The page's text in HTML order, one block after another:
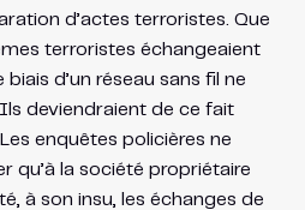
d’actes terroristes. Que
terroristes échangeaient
d’un réseau sans fil ne
deviendraient de ce fait
enquêtes policières ne
qu’à la société propriétaire
à son insu, les échanges de